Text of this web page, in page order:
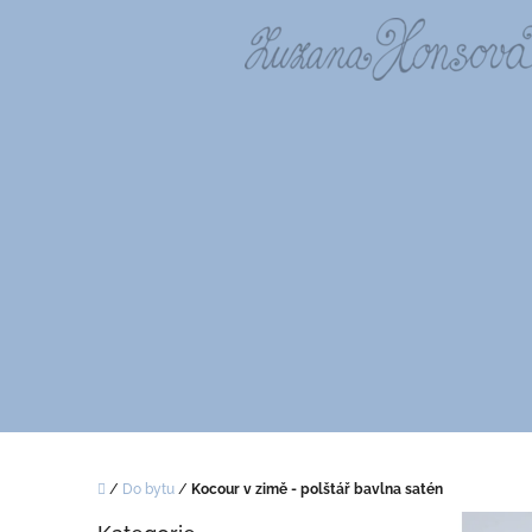
Domů
/ Do bytu / Kocour v zimě - polštář bavlna satén